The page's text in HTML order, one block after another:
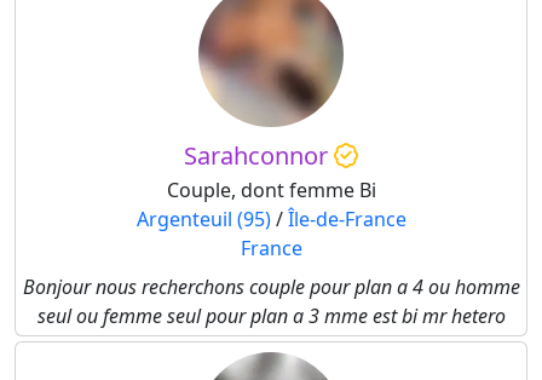
Sarahconnor
Couple, dont femme Bi
Argenteuil (95)/Île-de-France
France
Bonjour nous recherchons couple pour plan a 4 ou homme
seul ou femme seul pour plan a 3 mme est bi mr hetero